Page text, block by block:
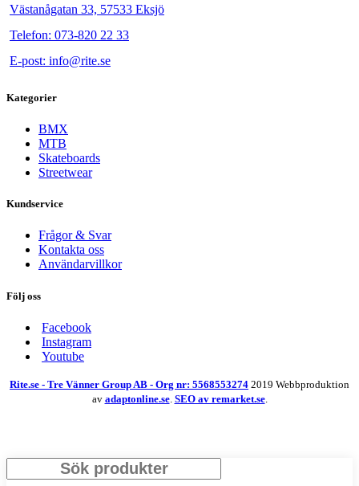
Västanågatan 33, 57533 Eksjö
Telefon: 073-820 22 33
E-post: info@rite.se
Kategorier
BMX
MTB
Skateboards
Streetwear
Kundservice
Frågor & Svar
Kontakta oss
Användarvillkor
Följ oss
Facebook
Instagram
Youtube
Rite.se - Tre Vänner Group AB - Org nr: 5568553274 2019 Webbproduktion
av adaptonline.se. SEO av remarket.se.
Search